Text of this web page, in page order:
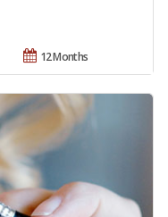
12 Months